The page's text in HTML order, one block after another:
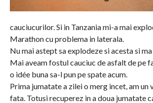
cauciucurilor. Si in Tanzania mi-a mai
Marathon cu problema in laterala.
Nu mai astept sa explodeze si acesta si
Mai aveam fostul cauciuc de asfalt de pe
o idée buna sa-l pun pe spate acum.
Prima jumatate a zilei o merg incet, am un
fata. Totusi recuperez in a doua jumatate